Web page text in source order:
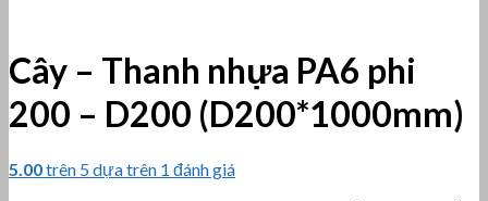
Cây – Thanh nhựa PA6 phi
200 – D200 (D200*1000mm)
5.00trên 5 dựa trên 1 đánh giá